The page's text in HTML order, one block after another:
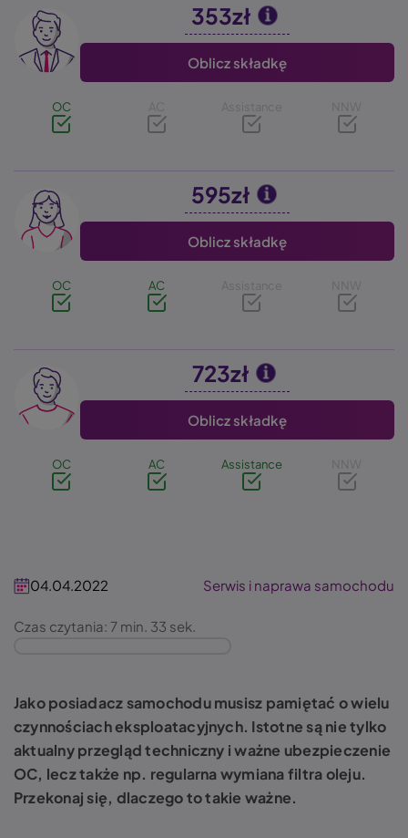
Image 353zł
Oblicz składkę
OC AC Assistance NNW
Image 595zł
Oblicz składkę
OC AC Assistance NNW
Image 723zł
Oblicz składkę
OC AC Assistance NNW
04.04.2022 Serwis i naprawa samochodu
Czas czytania: 7 min. 33 sek.
Jako posiadacz samochodu musisz pamiętać o wielu
czynnościach eksploatacyjnych. Istotne są nie tylko
aktualny przegląd techniczny i ważne ubezpieczenie
OC, lecz także np. regularna wymiana filtra oleju.
Przekonaj się, dlaczego to takie ważne.